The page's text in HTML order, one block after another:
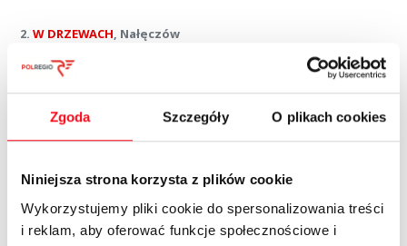
Zgoda Szczegóły O plikach cookies
Niniejsza strona korzysta z plików cookie
Wykorzystujemy pliki cookie do spersonalizowania treści
i reklam, aby oferować funkcje społecznościowe i
2.W DRZEWACH, Nałęczów
Bliżej natury już się chyba nie da! Jak sama nazwa tego miejsca
wskazuje, W DRZEWACH oferuje swoim gościom noclegi w
apartamentach schowanych w koronach drzew. To spełnienie
dziecięcych marzeń o domku na drzewie, o oderwaniu się od
ziemi, ale zrealizowane w komfortowym i designerskim stylu.
Rezerwując pobyt W DRZEWACH można wybierać pomiędzy
nich to przestronna przestrzeń dla 2 osób, umożliwiająca
obcowanie z przyrodą na wyciągnięcie ręki. Kto nie chciałby mieć
okna z widokiem na las, bujać w obłokach i budzić się przy śpiewie
ptaków? Gdybyście jednak podczas urlopu zapragnęli
doświadczyć też innych atrakcji, to dla gości przygotowano